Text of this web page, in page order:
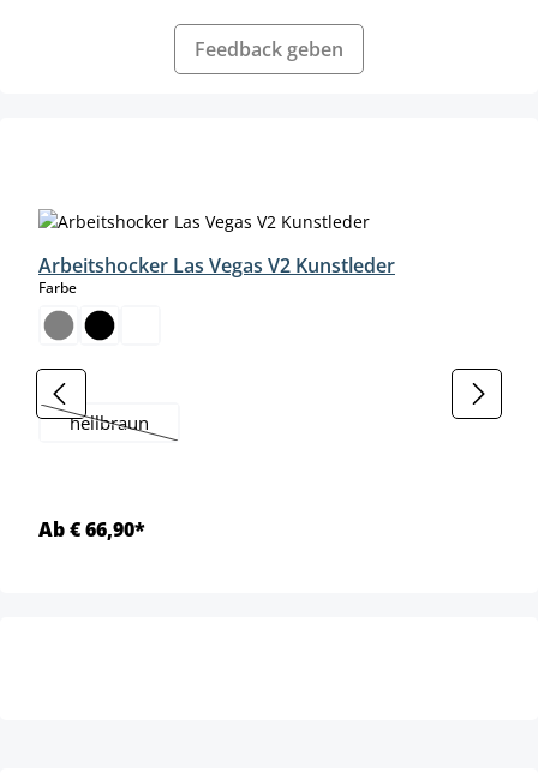
Feedback geben
Arbeitshocker Las Vegas V2 Kunstleder
Farbeauswählen
Farbe
hellbraun
(Diese Option ist zurzeit nicht verfügbar.)
Ab € 66,90*